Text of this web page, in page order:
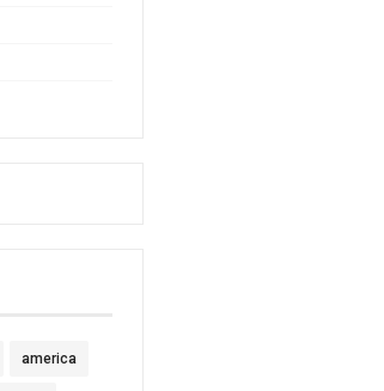
america